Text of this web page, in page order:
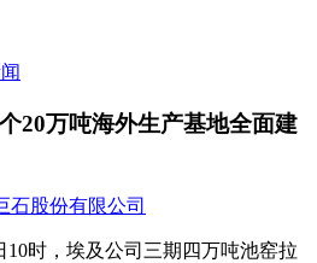
20万吨海外生产基地全面建
石股份有限公司
10时，埃及公司三期四万吨池窑拉